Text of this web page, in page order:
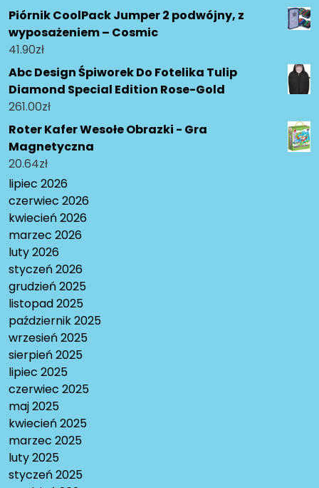
Piórnik CoolPack Jumper 2 podwójny, z
wyposażeniem – Cosmic
41.90zł
Abc Design Śpiworek Do Fotelika Tulip
Diamond Special Edition Rose-Gold
261.00zł
Roter Kafer Wesołe Obrazki - Gra
Magnetyczna
20.64zł
lipiec 2026
czerwiec 2026
kwiecień 2026
marzec 2026
luty 2026
styczeń 2026
grudzień 2025
listopad 2025
październik 2025
wrzesień 2025
sierpień 2025
lipiec 2025
czerwiec 2025
maj 2025
kwiecień 2025
marzec 2025
luty 2025
styczeń 2025